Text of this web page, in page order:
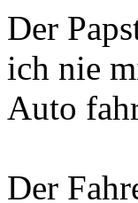
Der
ich nie
Auto
Der